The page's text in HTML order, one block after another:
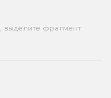
выделите фрагмент